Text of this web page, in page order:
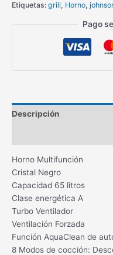
Etiquetas: grill, Horno,
Pago
Descripción
Horno Multifunción
Cristal Negro
Capacidad 65 litros
Clase energética A
Turbo Ventilador
Ventilación Forzada
Función AquaClean de
8 Modos de cocción: